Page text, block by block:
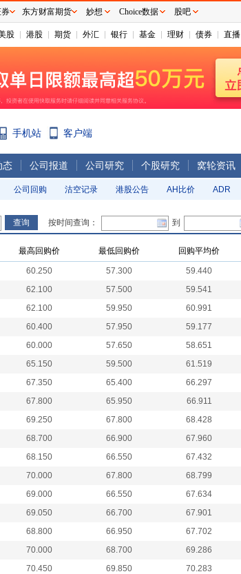
股 港股 期货 外汇 银行 基金 理财 债券 直播
手机站 客户端
态 公司报道 公司研究 个股研究 窝轮资讯
公司回购 沽空记录 港股公告 AH比价 ADR
按时间查询： 到
最高回购价 最低回购价 回购平均价
60.250 57.300 59.440
62.100 57.500 59.541
62.100 59.950 60.991
60.400 57.950 59.177
60.000 57.650 58.651
65.150 59.500 61.519
67.350 65.400 66.297
67.800 65.950 66.911
69.250 67.800 68.428
68.700 66.900 67.960
68.150 66.550 67.432
70.000 67.800 68.799
69.000 66.550 67.634
69.050 66.700 67.901
68.800 66.950 67.702
70.000 68.700 69.286
70.450 69.850 70.283
东方财富期货 妙想 Choice数据 股吧